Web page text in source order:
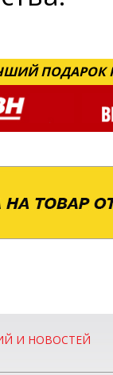
ПОДАРОК
И НОВОСТЕЙ